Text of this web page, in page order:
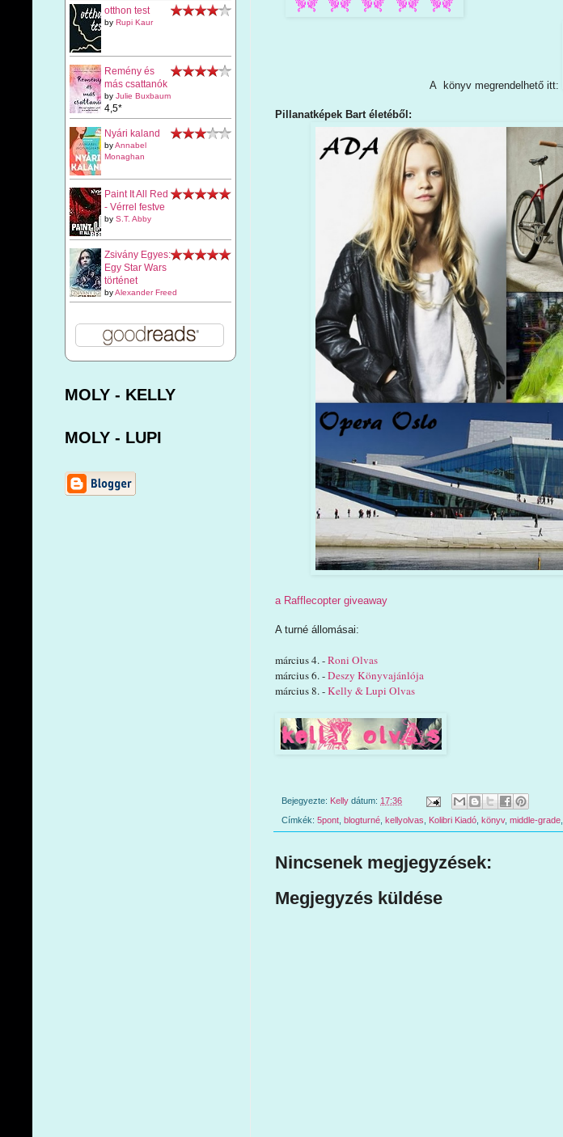
A könyv megrendelhető itt:
Pillanatképek Bart életéből:
a Rafflecopter giveaway
A turné állomásai:
március 4. -Roni Olvas
március 6. -Deszy Könyvajánlója
március 8. -Kelly & Lupi Olvas
Bejegyezte: Kelly dátum: 17:36
Címkék: 5pont, blogturné, kellyolvas, Kolibri Kiadó, könyv, middle-grade,
Nincsenek megjegyzések:
Megjegyzés küldése
otthon test
by Rupi Kaur
Remény és
más csattanók
by Julie Buxbaum
4,5*
Nyári kaland
byAnnabel
Monaghan
Paint It All Red
- Vérrel festve
by S.T. Abby
Zsivány Egyes:
Egy Star Wars
történet
byAlexander Freed
MOLY - KELLY
MOLY - LUPI